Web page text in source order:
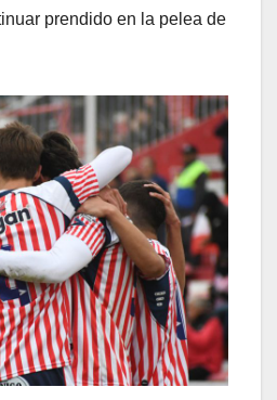
prendido en la pelea de